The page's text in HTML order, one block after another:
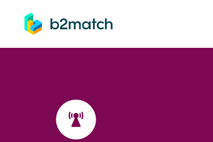
springen